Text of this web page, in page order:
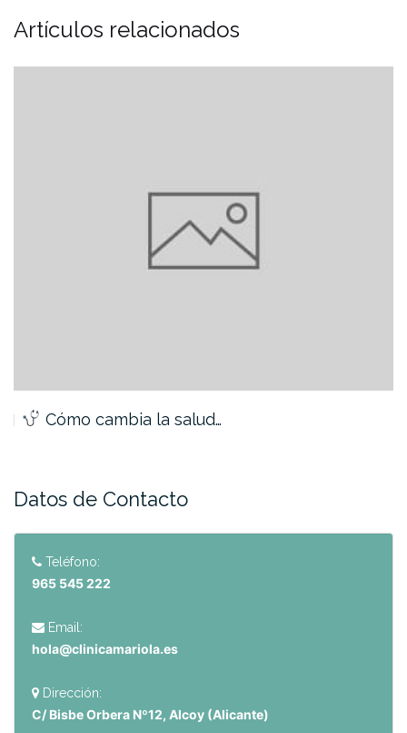
Artículos relacionados
¿Te sientes cansado y con…
Datos de Contacto
Teléfono:
965 545 222
Email:
hola@clinicamariola.es
Dirección:
C/ Bisbe Orbera Nº12, Alcoy (Alicante)